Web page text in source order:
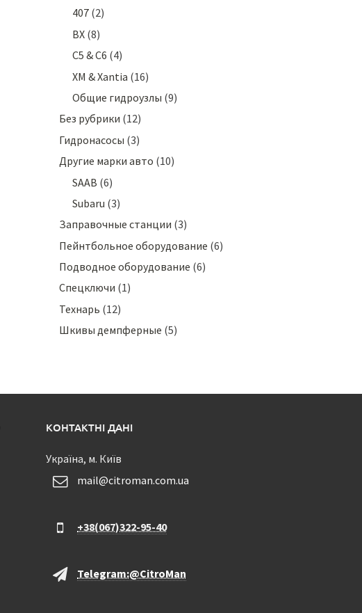
407 (2)
BX (8)
C5 & C6 (4)
XM & Xantia (16)
Общие гидроузлы (9)
Без рубрики (12)
Гидронасосы (3)
Другие марки авто (10)
SAAB (6)
Subaru (3)
Заправочные станции (3)
Пейнтбольное оборудование (6)
Подводное оборудование (6)
Спецключи (1)
Технарь (12)
Шкивы демпферные (5)
КОНТАКТНІ ДАНІ
Україна, м. Київ
mail@citroman.com.ua
+38(067)322-95-40
Telegram:@CitroMan